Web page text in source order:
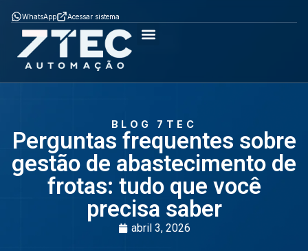
WhatsApp Acessar sistema
BLOG 7TEC
Perguntas frequentes sobre
gestão de abastecimento de
frotas: tudo que você
precisa saber
abril 3, 2026